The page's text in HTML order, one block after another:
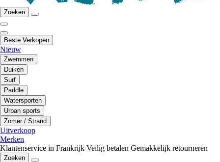
Zoeken
Beste Verkopen
Nieuw
Zwemmen
Duiken
Surf
Paddle
Watersporten
Urban sports
Zomer / Strand
Uitverkoop
Merken
Klantenservice in Frankrijk Veilig betalen Gemakkelijk retourneren
Zoeken